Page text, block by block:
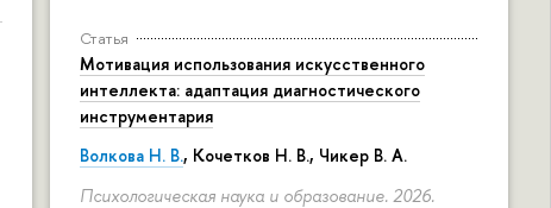
Статья
Мотивация использования искусственного
интеллекта: адаптация диагностического
инструментария
Волкова Н. В., Кочетков Н. В., Чикер В. А.
Психологическая наука и образование. 2026.